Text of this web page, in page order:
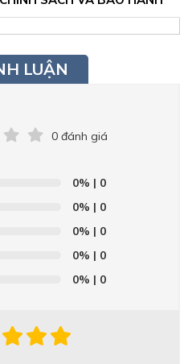
LUẬN
0 đánh giá
0% | 0
0% | 0
0% | 0
0% | 0
0% | 0